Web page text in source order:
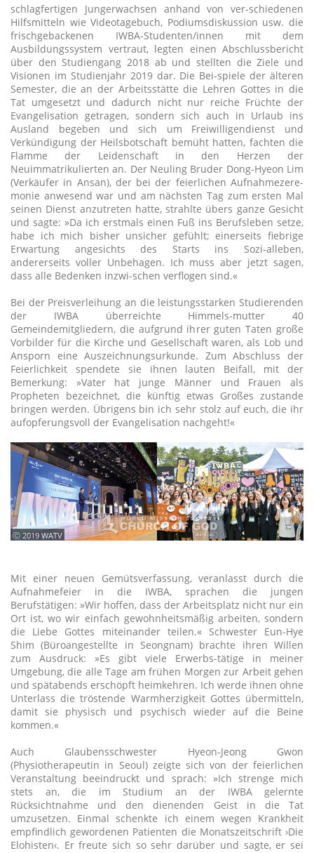
schlagfertigen Jungerwachsen anhand von ver-schiedenen
Hilfsmitteln wie Videotagebuch, Podiumsdiskussion usw. die
frischgebackenen IWBA-Studenten/innen mit dem
Ausbildungssystem vertraut, legten einen Abschlussbericht
über den Studiengang 2018 ab und stellten die Ziele und
Visionen im Studienjahr 2019 dar. Die Bei-spiele der älteren
Semester, die an der Arbeitsstätte die Lehren Gottes in die
Tat umgesetzt und dadurch nicht nur reiche Früchte der
Evangelisation getragen, sondern sich auch in Urlaub ins
Ausland begeben und sich um Freiwilligendienst und
Verkündigung der Heilsbotschaft bemüht hatten, fachten die
Flamme der Leidenschaft in den Herzen der
Neuimmatrikulierten an. Der Neuling Bruder Dong-Hyeon Lim
(Verkäufer in Ansan), der bei der feierlichen Aufnahmezere-
monie anwesend war und am nächsten Tag zum ersten Mal
seinen Dienst anzutreten hatte, strahlte übers ganze Gesicht
und sagte: »Da ich erstmals einen Fuß ins Berufsleben setze,
habe ich mich bisher unsicher gefühlt; einerseits fiebrige
Erwartung angesichts des Starts ins Sozi-alleben,
andererseits voller Unbehagen. Ich muss aber jetzt sagen,
dass alle Bedenken inzwi-schen verflogen sind.«
Bei der Preisverleihung an die leistungsstarken Studierenden
der IWBA überreichte Himmels-mutter 40
Gemeindemitgliedern, die aufgrund ihrer guten Taten große
Vorbilder für die Kirche und Gesellschaft waren, als Lob und
Ansporn eine Auszeichnungsurkunde. Zum Abschluss der
Feierlichkeit spendete sie ihnen lauten Beifall, mit der
Bemerkung: »Vater hat junge Männer und Frauen als
Propheten bezeichnet, die künftig etwas Großes zustande
bringen werden. Übrigens bin ich sehr stolz auf euch, die ihr
aufopferungsvoll der Evangelisation nachgeht!«
ⓒ 2019 WATV
Mit einer neuen Gemütsverfassung, veranlasst durch die
Aufnahmefeier in die IWBA, sprachen die jungen
Berufstätigen: »Wir hoffen, dass der Arbeitsplatz nicht nur ein
Ort ist, wo wir einfach gewohnheitsmäßig arbeiten, sondern
die Liebe Gottes miteinander teilen.« Schwester Eun-Hye
Shim (Büroangestellte in Seongnam) brachte ihren Willen
zum Ausdruck: »Es gibt viele Erwerbs-tätige in meiner
Umgebung, die alle Tage am frühen Morgen zur Arbeit gehen
und spätabends erschöpft heimkehren. Ich werde ihnen ohne
Unterlass die tröstende Warmherzigkeit Gottes übermitteln,
damit sie physisch und psychisch wieder auf die Beine
kommen.«
Auch Glaubensschwester Hyeon-Jeong Gwon
(Physiotherapeutin in Seoul) zeigte sich von der feierlichen
Veranstaltung beeindruckt und sprach: »Ich strenge mich
stets an, die im Studium an der IWBA gelernte
Rücksichtnahme und den dienenden Geist in die Tat
umzusetzen. Einmal schenkte ich einem wegen Krankheit
empfindlich gewordenen Patienten die Monatszeitschrift ›Die
Elohisten‹. Er freute sich so sehr darüber und sagte, er sei